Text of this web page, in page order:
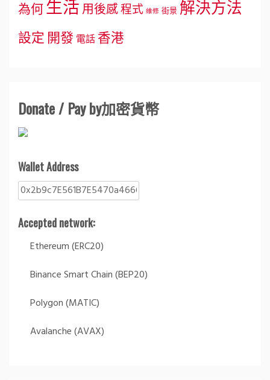
為何生活用後感程式 維修 街景 解決方法
設定 開發電話香港
Donate / Pay by加密貨幣
Wallet Address
Accepted network:
Ethereum (ERC20)
Binance Smart Chain (BEP20)
Polygon (MATIC)
Avalanche (AVAX)